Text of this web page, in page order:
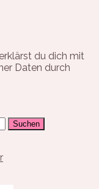
du dich mit
Daten durch